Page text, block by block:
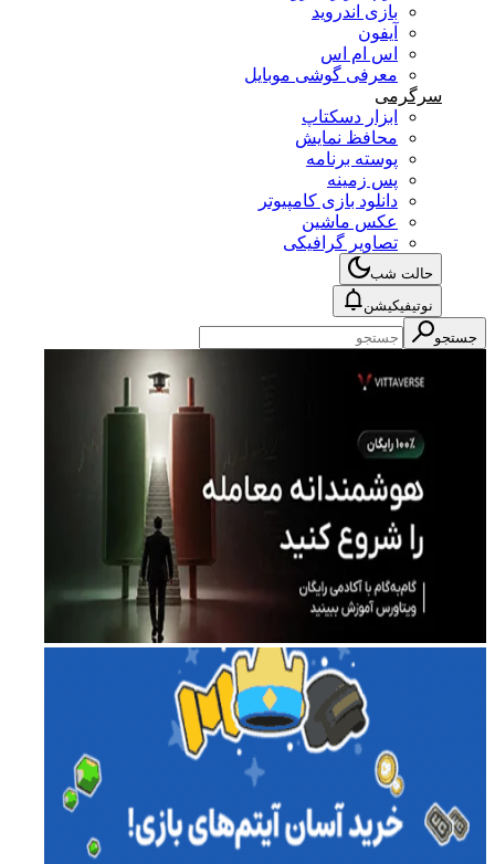
بازی اندروید
آیفون
اس ام اس
معرفی گوشی موبایل
سرگرمی
ابزار دسکتاپ
محافظ نمایش
پوسته برنامه
پس زمینه
دانلود بازی کامپیوتر
عکس ماشین
تصاویر گرافیکی
حالت شب
نوتیفیکیشن
جستجو